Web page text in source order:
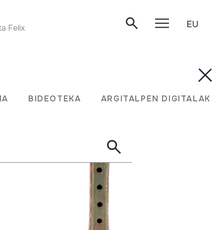
BIDEOTEKA ARGITALPEN DIGITALAK
Iriarte. Arizkun, 1984.
EU